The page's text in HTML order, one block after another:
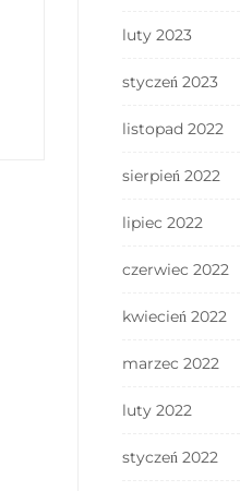
luty 2023
styczeń 2023
listopad 2022
sierpień 2022
lipiec 2022
czerwiec 2022
kwiecień 2022
marzec 2022
luty 2022
styczeń 2022